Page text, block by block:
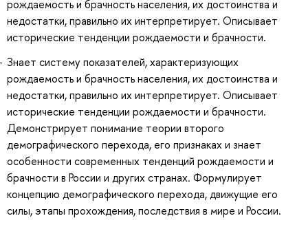
рождаемость и брачность населения, их достоинства и
недостатки, правильно их интерпретирует. Описывает
исторические тенденции рождаемости и брачности.
Знает систему показателей, характеризующих
рождаемость и брачность населения, их достоинства и
недостатки, правильно их интерпретирует. Описывает
исторические тенденции рождаемости и брачности.
Демонстрирует понимание теории второго
демографического перехода, его признаках и знает
особенности современных тенденций рождаемости и
брачности в России и других странах. Формулирует
концепцию демографического перехода, движущие его
силы, этапы прохождения, последствия в мире и России.